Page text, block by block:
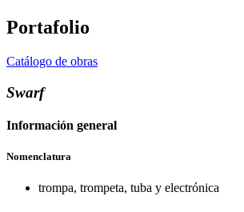
Portafolio
Catálogo de obras
Swarf
Información general
Nomenclatura
trompa, trompeta, tuba y electrónica